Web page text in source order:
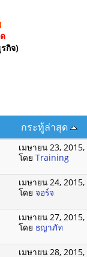
กิจ)
กระทู้ล่าสุด
เมษายน 23,
โดย Training
เมษายน 24,
โดย จอร์จ
เมษายน 27,
โดย ธญาภัท
เมษายน 28,